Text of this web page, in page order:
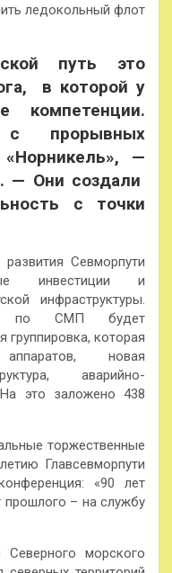
ледокольный флот
путь это
в которой у
компетенции.
с прорывных
—
— Они создали
с точки
Севморпути
инвестиции и
инфраструктуры.
по СМП будет
группировка, которая
новая
аварийно-
На это заложено 438
торжественные
Главсевморпути
«90 лет
– на службу
морского